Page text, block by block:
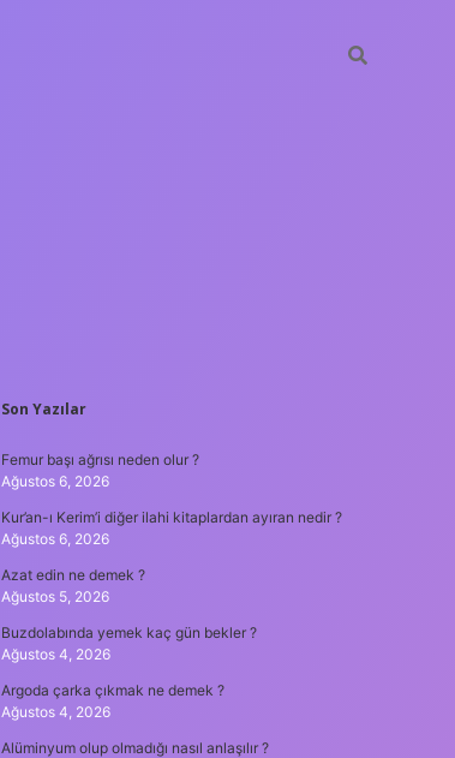
SIDEBAR
Son Yazılar
Femur başı ağrısı neden olur ?
Ağustos 6, 2026
Kur’an-ı Kerim’i diğer ilahi kitaplardan ayıran nedir ?
Ağustos 6, 2026
Azat edin ne demek ?
Ağustos 5, 2026
Buzdolabında yemek kaç gün bekler ?
Ağustos 4, 2026
Argoda çarka çıkmak ne demek ?
Ağustos 4, 2026
Alüminyum olup olmadığı nasıl anlaşılır ?